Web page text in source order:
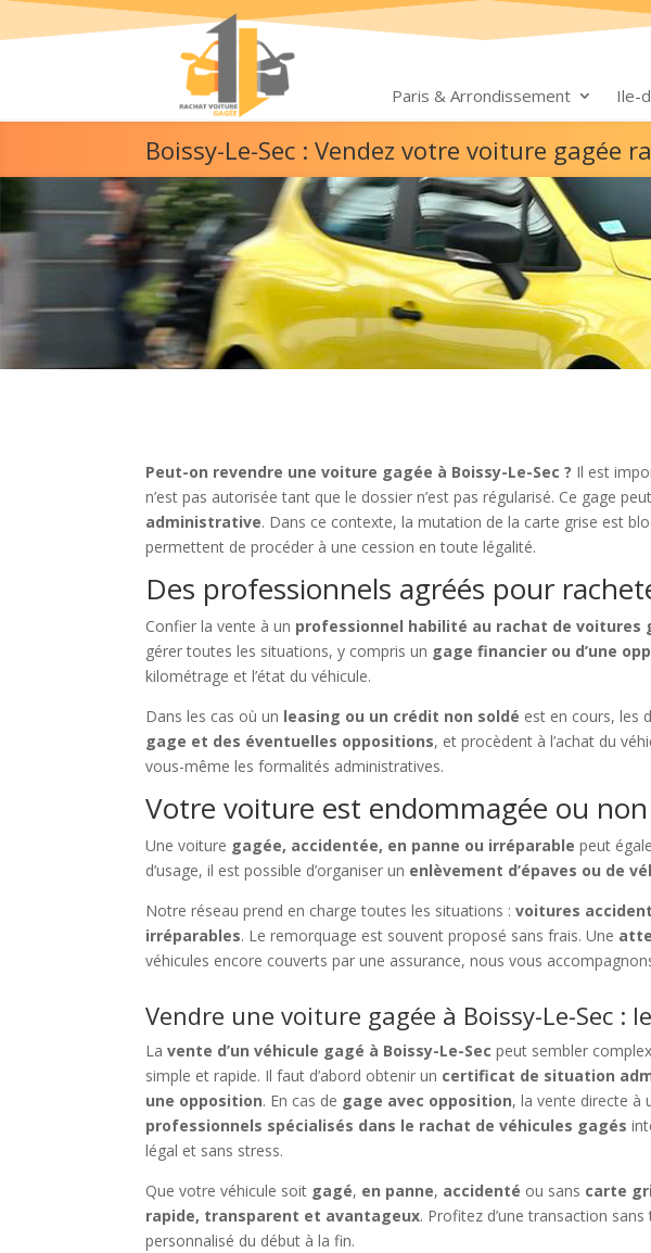
Paris & Arrondissement Ile-
Boissy-Le-Sec : Vendez votre voiture
Peut-on revendre une voiture gagée à Boissy-Le-Sec ? Il est
n’est pas autorisée tant que le dossier n’est pas régularisé. Ce gage
administrative. Dans ce contexte, la mutation de la carte grise est
permettent de procéder à une cession en toute légalité.
Des professionnels agréés pour
Confier la vente à un professionnel habilité au rachat de voitures
gérer toutes les situations, y compris un gage financier ou d’une
kilométrage et l’état du véhicule.
Dans les cas où un leasing ou un crédit non soldé est en cours, les
gage et des éventuelles oppositions, et procèdent à l’achat du
vous-même les formalités administratives.
Votre voiture est endommagée ou
Une voiture gagée, accidentée, en panne ou irréparable peut
d’usage, il est possible d’organiser un enlèvement d’épaves ou de
Notre réseau prend en charge toutes les situations :voitures
irréparables. Le remorquage est souvent proposé sans frais. Une
véhicules encore couverts par une assurance, nous vous
Vendre une voiture gagée à Boissy-Le-Sec :
Lavente d’un véhicule gagé à Boissy-Le-Sec peut sembler
simple et rapide. Il faut d’abord obtenir un certificat de situation
une opposition. En cas de gage avec opposition, la vente directe à
professionnels spécialisés dans le rachat de véhicules gagés
légal et sans stress.
Que votre véhicule soit gagé, en panne, accidenté ou sans carte
rapide, transparent et avantageux. Profitez d’une transaction
personnalisé du début à la fin.